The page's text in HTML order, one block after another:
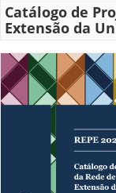
Edição 2022
Catálogo de
Extensão da